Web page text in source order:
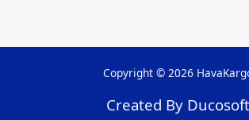
Copyright © 2026
Created By Ducosoft